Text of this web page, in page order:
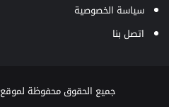
سياسة الخصوصية
اتصل بنا
جميع الحقوق محفوظة لموقع